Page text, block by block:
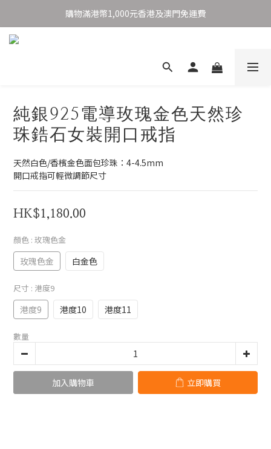
購物滿港幣1,000元香港及澳門免運費
購物滿港幣1,000元香港及澳門免運費
購物滿港幣1,000元香港及澳門免運費
純銀925電導玫瑰金色天然珍
珠鋯石女裝開口戒指
天然白色/香檳金色面包珍珠：4-4.5mm
開口戒指可輕微調節尺寸
HK$1,180.00
顏色 : 玫瑰色金
玫瑰色金 白金色
尺寸 : 港度9
港度9 港度10 港度11
數量
加入購物車 立即購買